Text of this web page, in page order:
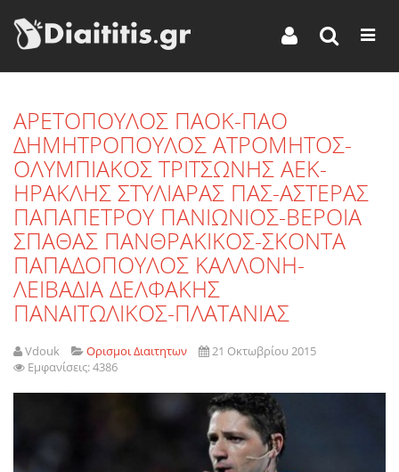
AΡΕΤΟΠΟΥΛΟΣ ΠΑΟΚ-ΠΑΟ
ΔΗΜΗΤΡΟΠΟΥΛΟΣ ΑΤΡΟΜΗΤΟΣ-
ΟΛΥΜΠΙΑΚΟΣ ΤΡΙΤΣΩΝΗΣ ΑΕΚ-
ΗΡΑΚΛΗΣ ΣΤΥΛΙΑΡΑΣ ΠΑΣ-ΑΣΤΕΡΑΣ
ΠΑΠΑΠΕΤΡΟΥ ΠΑΝΙΩΝΙΟΣ-ΒΕΡΟΙΑ
ΣΠΑΘΑΣ ΠΑΝΘΡΑΚΙΚΟΣ-ΣΚΟΝΤΑ
ΠΑΠΑΔΟΠΟΥΛΟΣ ΚΑΛΛΟΝΗ-
ΛΕΙΒΑΔΙΑ ΔΕΛΦΑΚΗΣ
ΠΑΝΑΙΤΩΛΙΚΟΣ-ΠΛΑΤΑΝΙΑΣ
Vdouk Ορισμοι Διαιτητων
21 Οκτωβρίου 2015
Εμφανίσεις: 4386